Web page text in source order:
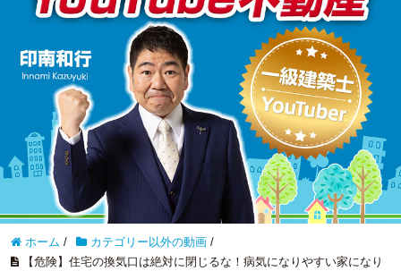
ホーム / カテゴリー以外の動画 /
【危険】住宅の換気口は絶対に閉じるな！病気になりやすい家になり